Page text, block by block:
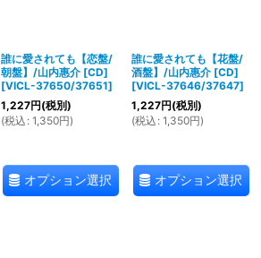
誰に愛されても【恋盤/
朝盤】/山内惠介 [CD]
[VICL-37650/37651]
1,227円(税別)
(税込 : 1,350円)
オプション選択
誰に愛されても【花盤/
酒盤】/山内惠介 [CD]
[VICL-37646/37647]
1,227円(税別)
(税込 : 1,350円)
オプション選択